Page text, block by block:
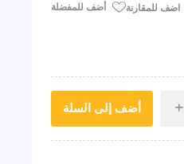
اضف للمقارنة أضف للمفضلة
i أضف إلى السلة